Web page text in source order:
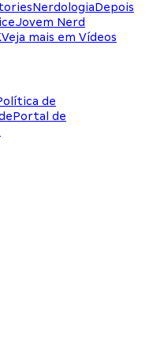
NerdologiaDepois
Jovem Nerd
Veja mais em Vídeos
de
Portal de